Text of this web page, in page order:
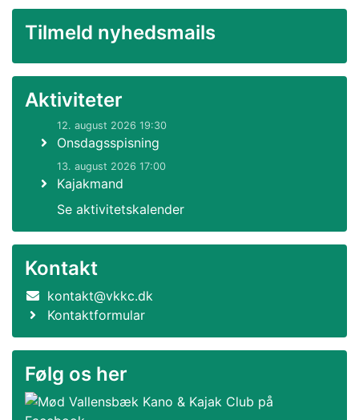
Tilmeld nyhedsmails
Aktiviteter
12. august 2026 19:30
Onsdagsspisning
13. august 2026 17:00
Kajakmand
Se aktivitetskalender
Kontakt
kontakt@vkkc.dk
Kontaktformular
Følg os her